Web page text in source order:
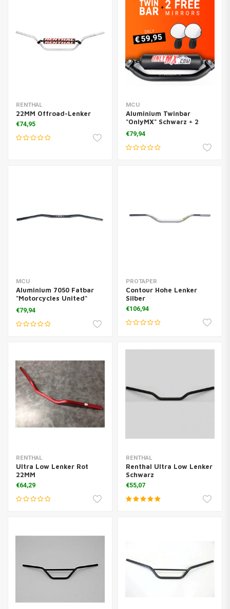
RENTHAL
22MM Offroad-Lenker
€74,95
MCU
Aluminium Twinbar
"OnlyMX" Schwarz + 2
supermotard spieghels
€79,94
MCU
Aluminium 7050 Fatbar
"Motorcycles United"
Schwarz
€79,94
PROTAPER
Contour Hohe Lenker
Silber
€106,94
RENTHAL
Ultra Low Lenker Rot
22MM
€64,29
RENTHAL
Renthal Ultra Low Lenker
Schwarz
€55,07